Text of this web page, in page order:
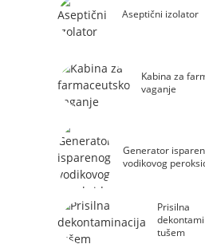
Aseptični izolator
Kabina za
vaganje
Generator
vodikovog
Prisilna
tušem